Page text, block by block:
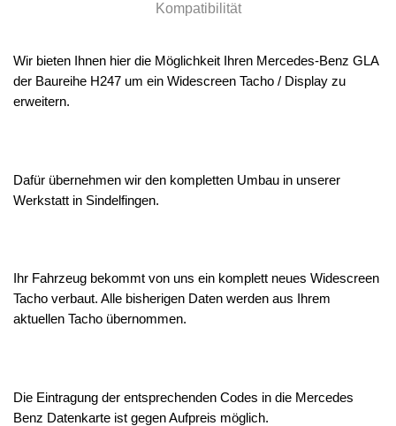
Kompatibilität
Wir bieten Ihnen hier die Möglichkeit Ihren Mercedes-Benz GLA
der Baureihe H247 um ein Widescreen Tacho / Display zu
erweitern.
Dafür übernehmen wir den kompletten Umbau in unserer
Werkstatt in Sindelfingen.
Ihr Fahrzeug bekommt von uns ein komplett neues Widescreen
Tacho verbaut. Alle bisherigen Daten werden aus Ihrem
aktuellen Tacho übernommen.
Die Eintragung der entsprechenden Codes in die Mercedes
Benz Datenkarte ist gegen Aufpreis möglich.